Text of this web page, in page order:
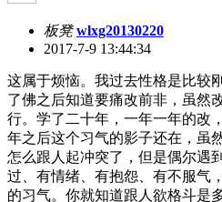
板凳 wlxg20130220
2017-7-9 13:44:34
这属于烦恼。我过去性格是比较
了佛之后知道要痛改前非，虽然
行。学了二十年，一年一年的改
年之后这个习气的影子还在，虽
怎么跟人起冲突了，但是偶尔遇
过、有情绪、有抱怨、有不服气
的习气。你就知道跟人欲格斗是